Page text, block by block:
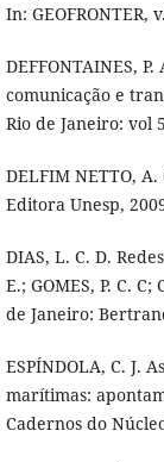
In: GEOFRONTER,
DEFFONTAINES,
comunicação e
Rio de Janeiro: vol
DELFIM NETTO,
Editora Unesp,
DIAS, L. C. D.
E.; GOMES, P. C.
de Janeiro:
ESPÍNDOLA, C. J.
marítimas:
Cadernos do